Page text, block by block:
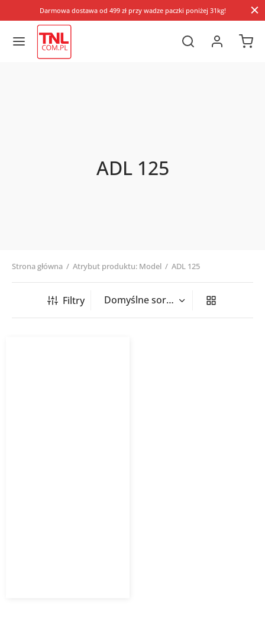
Darmowa dostawa od 499 zł przy wadze paczki poniżej 31kg!
ADL 125
Strona główna / Atrybut produktu: Model / ADL 125
Filtry